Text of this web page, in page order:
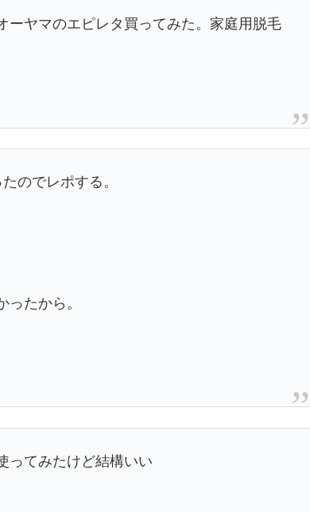
ーヤマのエピレタ買ってみた。家庭用脱毛
のでレポする。
たから。
ってみたけど結構いい